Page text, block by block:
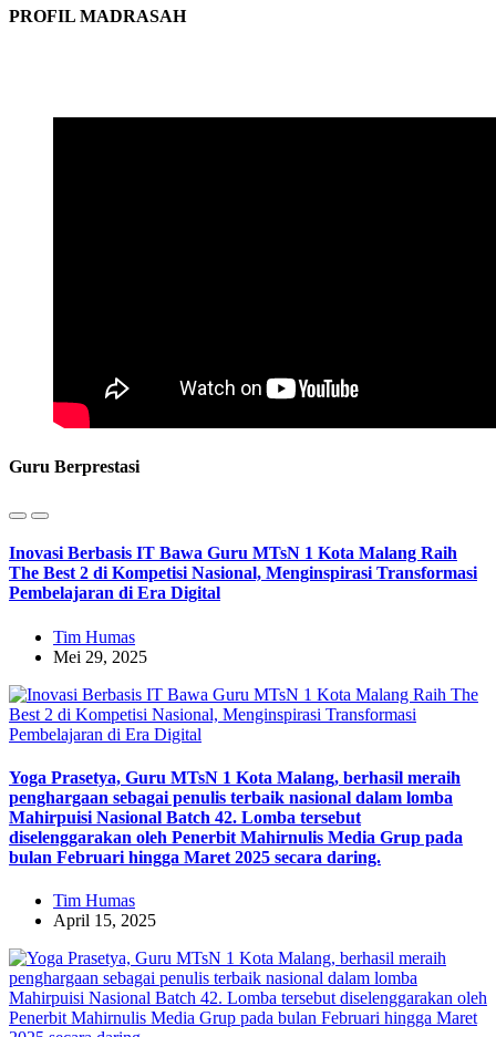
PROFIL MADRASAH
Guru Berprestasi
Inovasi Berbasis IT Bawa Guru MTsN 1 Kota Malang Raih
The Best 2 di Kompetisi Nasional, Menginspirasi Transformasi
Pembelajaran di Era Digital
Tim Humas
Mei 29, 2025
Yoga Prasetya, Guru MTsN 1 Kota Malang, berhasil meraih
penghargaan sebagai penulis terbaik nasional dalam lomba
Mahirpuisi Nasional Batch 42. Lomba tersebut
diselenggarakan oleh Penerbit Mahirnulis Media Grup pada
bulan Februari hingga Maret 2025 secara daring.
Tim Humas
April 15, 2025